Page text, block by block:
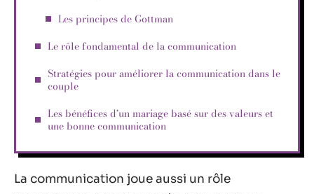
Les principes de Gottman
Le rôle fondamental de la communication
Stratégies pour améliorer la communication dans le
couple
Les bénéfices d’un mariage basé sur des valeurs et
une bonne communication
La communication joue aussi un rôle